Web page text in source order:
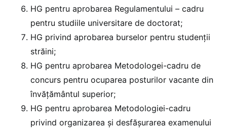
HG pentru aprobarea Regulamentului – cadru
pentru studiile universitare de doctorat;
HG privind aprobarea burselor pentru studenții
străini;
HG pentru aprobarea Metodologei-cadru de
concurs pentru ocuparea posturilor vacante din
învățământul superior;
HG pentru aprobarea Metodologiei-cadru
privind organizarea şi desfăşurarea examenului